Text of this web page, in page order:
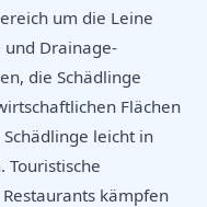
um die Leine
und Drainage-
die Schädlinge
Flächen
leicht in
Touristische
kämpfen